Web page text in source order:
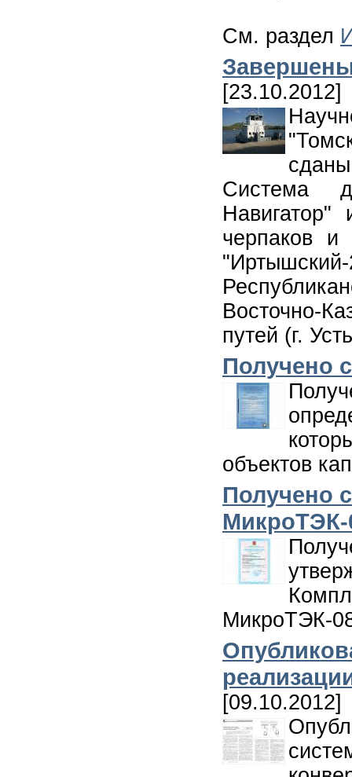
См. раздел
[23.10.2012]
Система
черпаков и
Восточно-
путей (г.
Получено
объектов
Получено
МикроТЭК-
МикроТЭК-
[09.10.2012]